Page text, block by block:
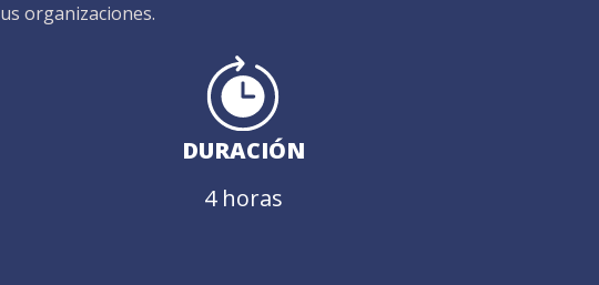
organizaciones.
DURACIÓN
4 horas